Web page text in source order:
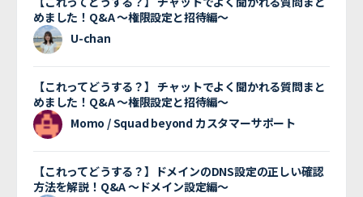
めました！Q&A 〜権限設定と招待編〜
U-chan
【これってどうする？】 チャットでよく聞かれる質問まと
めました！Q&A 〜権限設定と招待編〜
Momo / Squad beyond カスタマーサポート
【これってどうする？】ドメインのDNS設定の正しい確認
方法を解説！Q&A 〜ドメイン設定編〜